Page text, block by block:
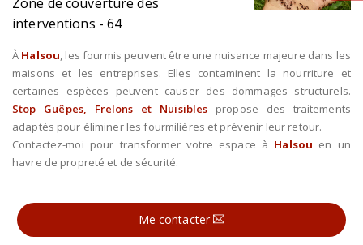
interventions - 64
À Halsou, les fourmis peuvent être une nuisance majeure dans les
maisons et les entreprises. Elles contaminent la nourriture et
certaines espèces peuvent causer des dommages structurels.
Stop Guêpes, Frelons et Nuisibles propose des traitements
adaptés pour éliminer les fourmilières et prévenir leur retour.
Contactez-moi pour transformer votre espace à Halsou en un
havre de propreté et de sécurité.
Me contacter